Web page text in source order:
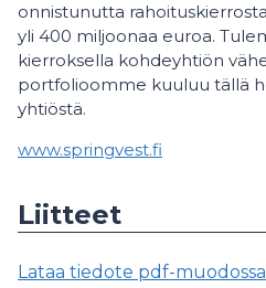
onnistunutta
yli 400 miljoonaa euroa.
kierroksella kohdeyhtiön
portfolioomme kuuluu tällä
yhtiöstä.
www.springvest.fi
Liitteet
Lataa tiedote pdf-